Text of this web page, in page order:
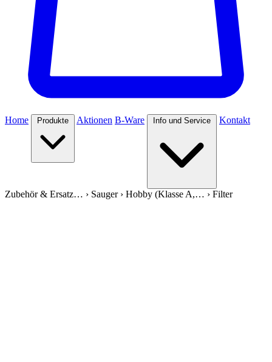
Home Produkte Aktionen B-Ware Info und Service Kontakt
Zubehör & Ersatz… › Sauger› Hobby (Klasse A,… › Filter